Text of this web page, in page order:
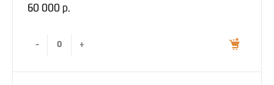
60 000 р.
- +